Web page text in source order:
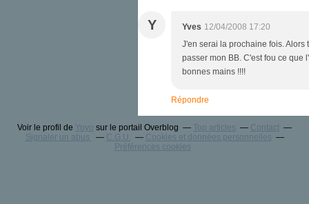
Y Yves 12/04/2008 17:20
J'en serai la prochaine fois. Alors
passer mon BB. C'est fou ce que
bonnes mains !!!!
Répondre
Voir le profil de Yoyo sur le portail Overblog Top articles
Contact
Signaler un abus
C.G.U.
Cookies et données personnelles
Préférences cookies